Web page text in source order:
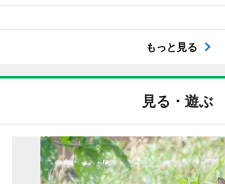
もっと見る
見る・遊ぶ